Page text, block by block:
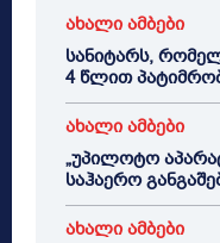
ახალი ამბები
სანიტარს,
4 წლით
ახალი ამბები
„უპილოტო
საჰაერო
ახალი ამბები